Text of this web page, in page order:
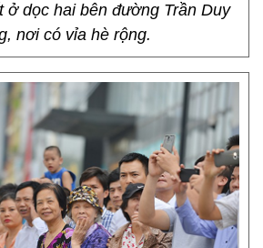
ở dọc hai bên đường Trần Duy
nơi có vỉa hè rộng.